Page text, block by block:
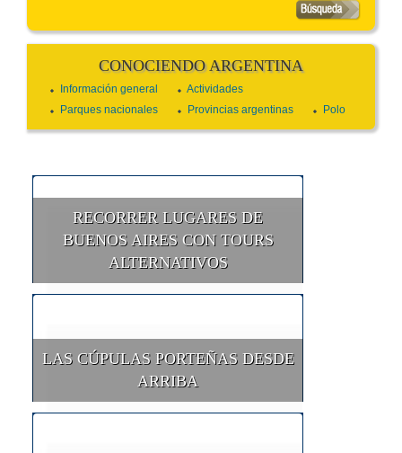
CONOCIENDO ARGENTINA
Información general
Actividades
Parques nacionales
Provincias argentinas Polo
RECORRER LUGARES DE
BUENOS AIRES CON TOURS
ALTERNATIVOS
LAS CÚPULAS PORTEÑAS DESDE
ARRIBA